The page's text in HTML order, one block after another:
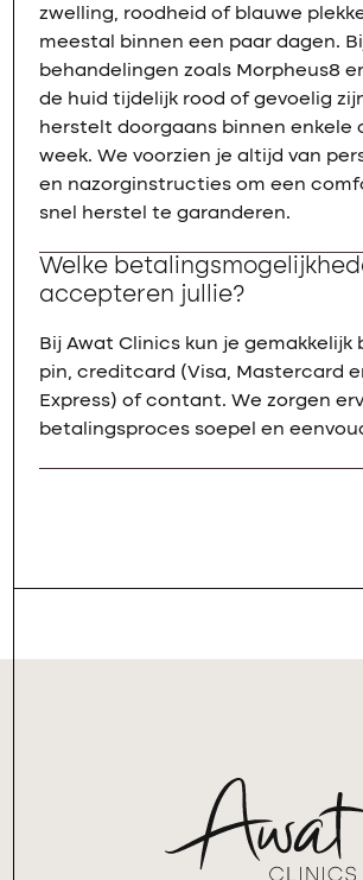
zwelling, roodheid of blauwe
meestal binnen een paar dagen.
behandelingen zoals Morpheus8
de huid tijdelijk rood of gevoelig
herstelt doorgaans binnen enkele
week. We voorzien je altijd van
en nazorginstructies om een
snel herstel te garanderen.
Welke
accepteren jullie?
Bij Awat Clinics kun je gemakkelijk
pin, creditcard (Visa, Mastercard
Express) of contant. We zorgen
betalingsproces soepel en